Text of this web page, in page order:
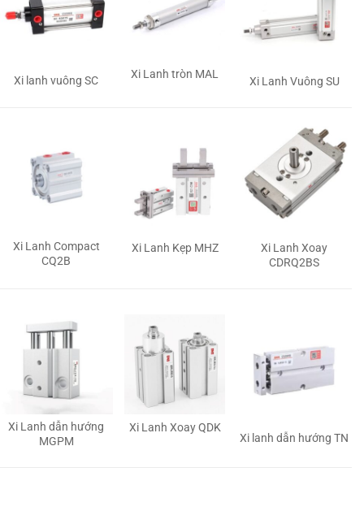
Xi lanh vuông SC Xi Lanh tròn MAL
Xi Lanh Vuông SU
Xi Lanh Compact
CQ2B
Xi Lanh Kẹp MHZ
Xi Lanh Xoay
CDRQ2BS
Xi Lanh dẫn hướng
MGPM
Xi Lanh Xoay QDK
Xi lanh dẫn hướng TN